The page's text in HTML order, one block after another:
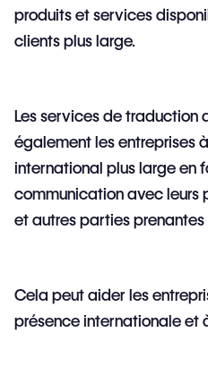
produits et services
clients plus large.
Les services de traduction
également les entreprises
international plus large en
communication avec leurs
et autres parties prenantes
Cela peut aider les
présence internationale et